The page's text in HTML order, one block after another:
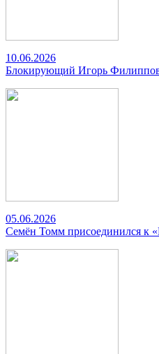
10.06.2026
Блокирующий Игорь Филиппов
05.06.2026
Семён Томм присоединился к